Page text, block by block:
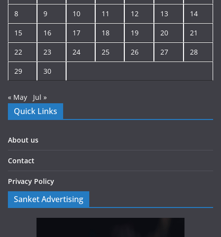
8 9 10 11 12 13 14
15 16 17 18 19 20 21
22 23 24 25 26 27 28
29 30
« May Jul »
Quick Links
About us
Contact
Privacy Policy
Sanket Advertising